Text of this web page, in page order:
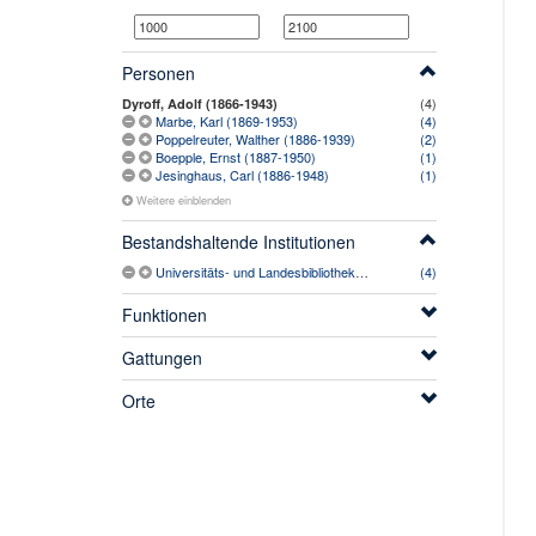
Personen
Dyroff, Adolf (1866-1943)
(4)
Marbe, Karl (1869-1953)
(4)
Poppelreuter, Walther (1886-1939)
(2)
Boepple, Ernst (1887-1950)
(1)
Jesinghaus, Carl (1886-1948)
(1)
Weitere einblenden
Bestandshaltende Institutionen
Universitäts- und Landesbibliothek Bonn (4)
Funktionen
Gattungen
Orte